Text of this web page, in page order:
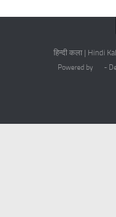
हिन्दी कला | Hindi
Powered by -